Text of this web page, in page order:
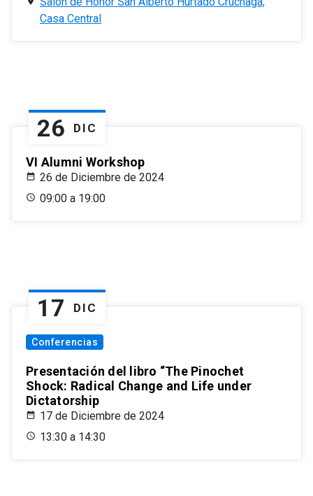
Casa Central
26 DIC
VI Alumni Workshop
26 de Diciembre de 2024
09:00 a 19:00
17 DIC
Conferencias
Presentación del libro “The Pinochet
Shock: Radical Change and Life under
Dictatorship
17 de Diciembre de 2024
13:30 a 14:30